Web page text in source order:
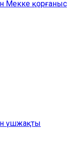
Мекке қорғаныс
үшжақты